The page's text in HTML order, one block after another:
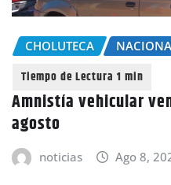
CHOLUTECA
Amnistía vehicular
agosto
noticias Ago 8,